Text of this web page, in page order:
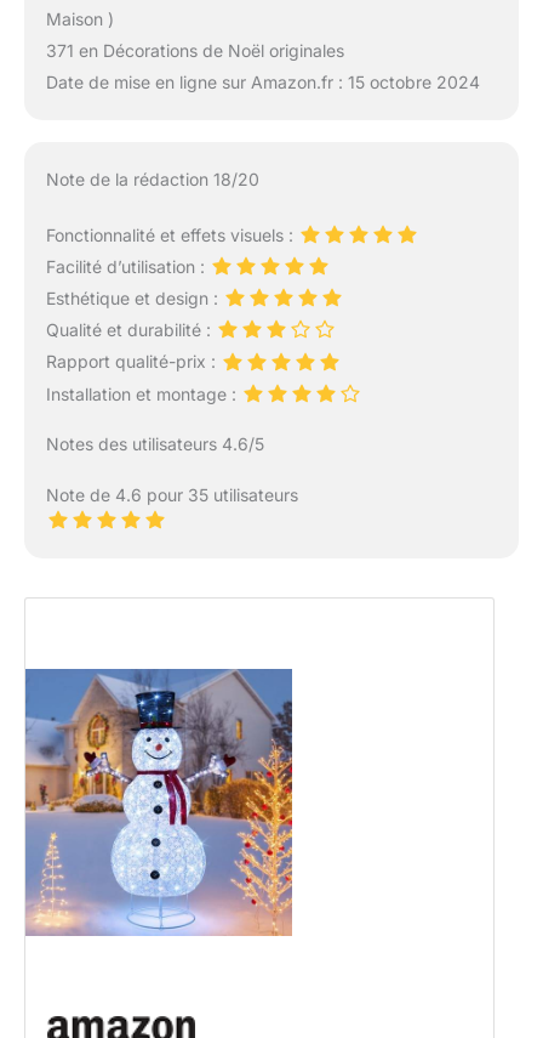
Maison )
371 en Décorations de Noël originales
Date de mise en ligne sur Amazon.fr : 15 octobre 2024
Note de la rédaction 18/20
Fonctionnalité et effets visuels :
Facilité d’utilisation :
Esthétique et design :
Qualité et durabilité :
Rapport qualité-prix :
Installation et montage :
Notes des utilisateurs 4.6/5
Note de 4.6 pour 35 utilisateurs